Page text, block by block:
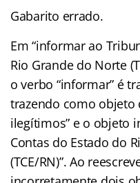
Gabarito errado.
Em “informar ao
Rio Grande do Norte
o verbo “informar” é
trazendo como objeto
ilegítimos” e o objeto
Contas do Estado do
(TCE/RN)”. Ao